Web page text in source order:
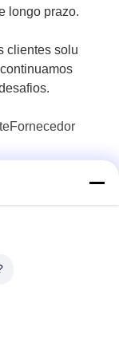
longo prazo.
clientes solu
Fornecedor